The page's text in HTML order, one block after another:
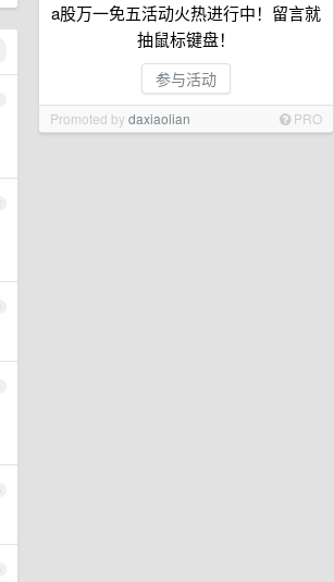
a股万一免五活动火热进行中！留言就
抽鼠标键盘！
参与活动
Promoted bydaxiaolian PRO